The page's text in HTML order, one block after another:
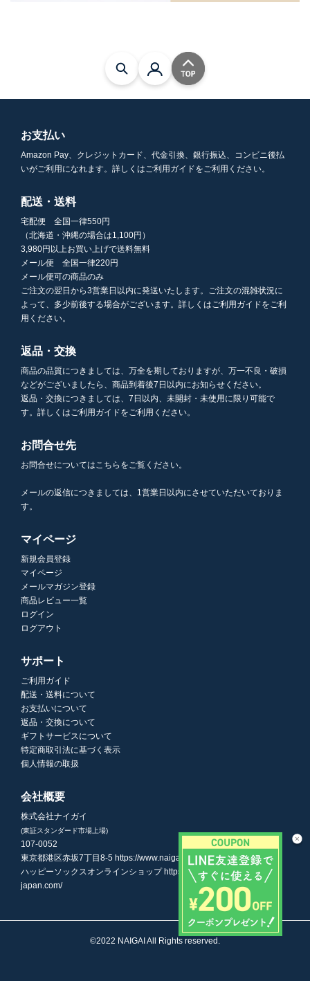
お支払い
Amazon Pay、クレジットカード、代金引換、銀行振込、コンビニ後払
いがご利用になれます。詳しくはご利用ガイドをご利用ください。
配送・送料
宅配便 全国一律550円
（北海道・沖縄の場合は1,100円）
3,980円以上お買い上げで送料無料
メール便 全国一律220円
メール便可の商品のみ
ご注文の翌日から3営業日以内に発送いたします。ご注文の混雑状況に
よって、多少前後する場合がございます。詳しくはご利用ガイドをご利
用ください。
返品・交換
商品の品質につきましては、万全を期しておりますが、万一不良・破損
などがございましたら、商品到着後7日以内にお知らせください。
返品・交換につきましては、7日以内、未開封・未使用に限り可能で
す。詳しくはご利用ガイドをご利用ください。
お問合せ先
お問合せについてはこちらをご覧ください。
メールの返信につきましては、1営業日以内にさせていただいておりま
す。
マイページ
新規会員登録
マイページ
メールマガジン登録
商品レビュー一覧
ログイン
ログアウト
サポート
ご利用ガイド
配送・送料について
お支払いについて
返品・交換について
ギフトサービスについて
特定商取引法に基づく表示
個人情報の取扱
会社概要
株式会社ナイガイ
(東証スタンダード市場上場)
107-0052
東京都港区赤坂7丁目8-5 https://www.naigai.co.jp/corp/
ハッピーソックスオンラインショップhttps://www.happysocks-
japan.com/
©2022 NAIGAI All Rights reserved.